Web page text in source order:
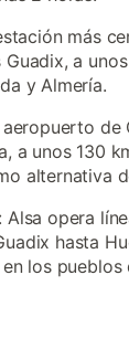
más
a
y Almería.
aeropuerto de
a unos 130
alternativa
: Alsa opera
hasta
los pueblos